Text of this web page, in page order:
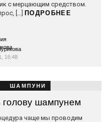
с мерцающим средством.
[…]
ПОДРОБНЕЕ
16:48
ШАМПУНИ
голову шампунем
чаще мы проводим